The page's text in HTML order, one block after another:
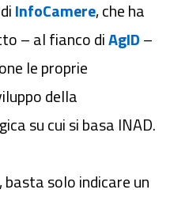
InfoCamere, che ha
– al fianco diAgID–
le proprie
della
su cui si basa INAD.
basta solo indicare un